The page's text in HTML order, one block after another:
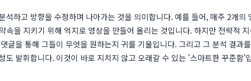
하고 방향을 수정하며 나아가는 것을 의미합니다. 예를 들어, 매주 2개
을 지키기 위해 억지로 영상을 만들어 올리는 것입니다. 하지만 전략적
글을 통해 그들이 무엇을 원하는지 귀를 기울입니다. 그리고 그 분석 결과
발휘합니다. 이것이 바로 지치지 않고 오래갈 수 있는 '스마트한 꾸준함'